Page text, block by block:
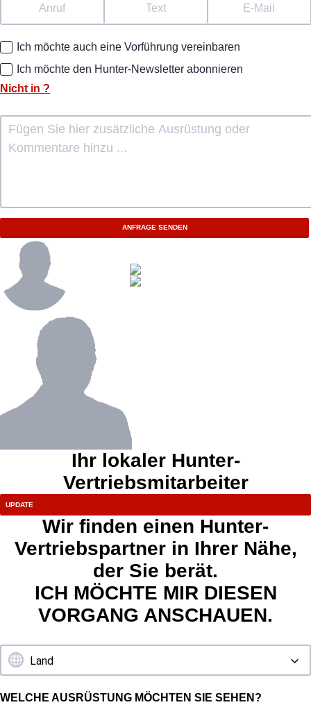
Anruf Text E-Mail
Ich möchte auch eine Vorführung vereinbaren
Ich möchte den Hunter-Newsletter abonnieren
Nicht in ?
ANFRAGE SENDEN
Ihr lokaler Hunter-
Vertriebsmitarbeiter
Wir finden einen Hunter-
Vertriebspartner in Ihrer Nähe,
der Sie berät.
ICH MÖCHTE MIR DIESEN
VORGANG ANSCHAUEN.
WELCHE AUSRÜSTUNG MÖCHTEN SIE SEHEN?